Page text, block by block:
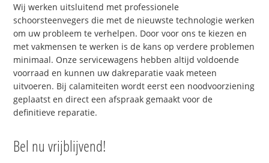
Wij werken uitsluitend met professionele
schoorsteenvegers die met de nieuwste technologie werken
om uw probleem te verhelpen. Door voor ons te kiezen en
met vakmensen te werken is de kans op verdere problemen
minimaal. Onze servicewagens hebben altijd voldoende
voorraad en kunnen uw dakreparatie vaak meteen
uitvoeren. Bij calamiteiten wordt eerst een noodvoorziening
geplaatst en direct een afspraak gemaakt voor de
definitieve reparatie.
Bel nu vrijblijvend!